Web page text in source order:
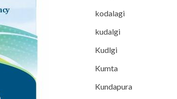
kodalagi
kudalgi
Kudlgi
Kumta
Kundapura